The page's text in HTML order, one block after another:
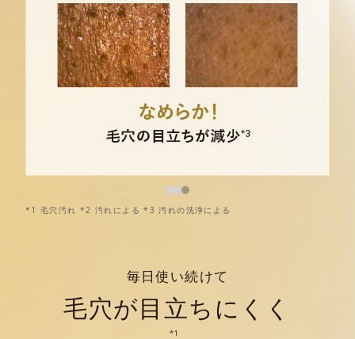
*1 毛穴汚れ *2 汚れによる *3 汚れの洗浄による
毎日使い続けて
毛穴が目立ちにくく
*1